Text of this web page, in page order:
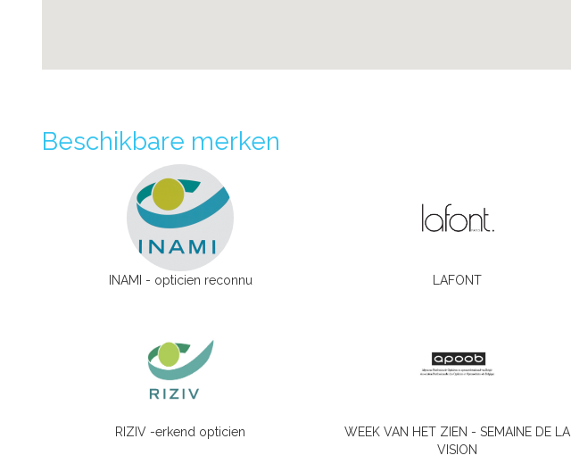
Beschikbare merken
INAMI - opticien reconnu LAFONT
RIZIV -erkend opticien
WEEK VAN HET ZIEN - SEMAINE DE LA
VISION